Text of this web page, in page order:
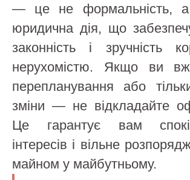
— це не формальність, а
юридична дія, що
законність і зручність
нерухомістю. Якщо ви
перепланування або
зміни — не відкладайте
Це гарантує вам
інтересів і вільне
майном у майбутньому.